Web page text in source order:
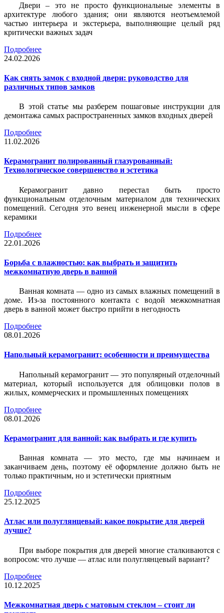
Двери – это не просто функциональные элементы в
архитектуре любого здания; они являются неотъемлемой
частью интерьера и экстерьера, выполняющие целый ряд
критически важных задач
Подробнее
24.02.2026
Как снять замок с входной двери: руководство для
различных типов замков
В этой статье мы разберем пошаговые инструкции для
демонтажа самых распространенных замков входных дверей
Подробнее
11.02.2026
Керамогранит полированный глазурованный:
Технологическое совершенство и эстетика
Керамогранит давно перестал быть просто
функциональным отделочным материалом для технических
помещений. Сегодня это венец инженерной мысли в сфере
керамики
Подробнее
22.01.2026
Борьба с влажностью: как выбрать и защитить
межкомнатную дверь в ванной
Ванная комната — одно из самых влажных помещений в
доме. Из-за постоянного контакта с водой межкомнатная
дверь в ванной может быстро прийти в негодность
Подробнее
08.01.2026
Напольный керамогранит: особенности и преимущества
Напольный керамогранит — это популярный отделочный
материал, который используется для облицовки полов в
жилых, коммерческих и промышленных помещениях
Подробнее
08.01.2026
Керамогранит для ванной: как выбрать и где купить
Ванная комната — это место, где мы начинаем и
заканчиваем день, поэтому её оформление должно быть не
только практичным, но и эстетически приятным
Подробнее
25.12.2025
Атлас или полуглянцевый: какое покрытие для дверей
лучше?
При выборе покрытия для дверей многие сталкиваются с
вопросом: что лучше — атлас или полуглянцевый вариант?
Подробнее
10.12.2025
Межкомнатная дверь с матовым стеклом – стоит ли